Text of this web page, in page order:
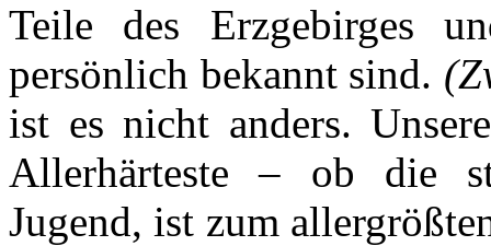
Teile des Erzgebirges
persönlich bekannt sind.
ist es nicht anders.
Allerhärteste – ob die
Jugend, ist zum